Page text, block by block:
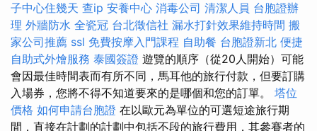
子中心住幾天 查ip 安養中心 消毒公司 清潔人員 台胞證辦
理 外牆防水 全瓷冠 台北徵信社 漏水打針效果維持時間 搬
家公司推薦 ssl 免費按摩入門課程 自助餐 台胞證新北 便捷
自助式外燴服務 泰國簽證 遊覽的順序（從20人開始）可能
會因最佳時間表而有所不同，馬耳他的旅行付款，但要訂購
入場券，您將不得不知道要來的是哪個和您的訂單。 塔位
價格 如何申請台胞證 在以歐元為單位的可選短途旅行期
間，直接在計劃的計劃中包括不段的旅行費用，其參賽者的